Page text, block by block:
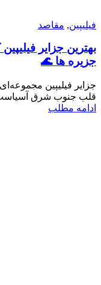
فیلیپین, مقاصد
جزیره ها 🌊
قلب جنوب شرق
ادامه مطلب